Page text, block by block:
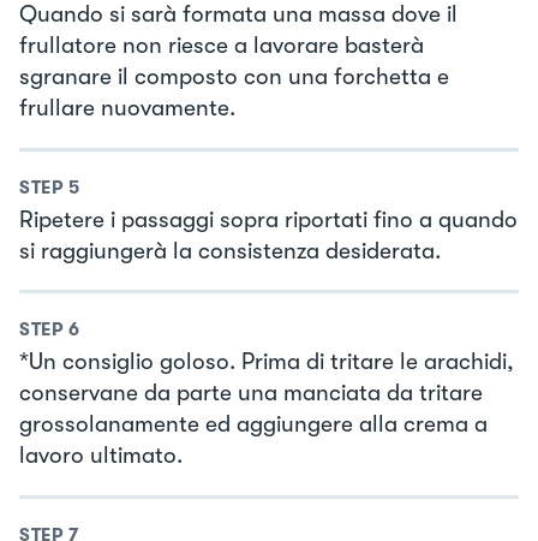
Quando si sarà formata una massa dove il
frullatore non riesce a lavorare basterà
sgranare il composto con una forchetta e
frullare nuovamente.
STEP 5
Ripetere i passaggi sopra riportati fino a quando
si raggiungerà la consistenza desiderata.
STEP 6
*Un consiglio goloso. Prima di tritare le arachidi,
conservane da parte una manciata da tritare
grossolanamente ed aggiungere alla crema a
lavoro ultimato.
STEP 7